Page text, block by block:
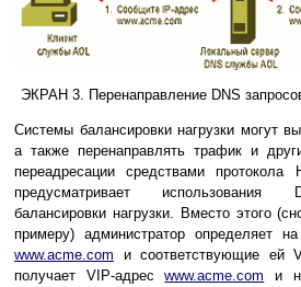
ЭКРАН 3. Перенаправление DNS
Системы балансировки нагрузки могут
а также перенаправлять трафик и
переадресации средствами
предусматривает использования
балансировки нагрузки. Вместо этого
примеру) администратор определяет
www.acme.com и соответствующие ей
получает VIP-адресwww.acme.com и